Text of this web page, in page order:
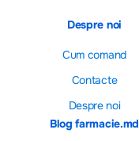
Despre noi
Cum comand
Contacte
Despre noi
Blog farmacie.md